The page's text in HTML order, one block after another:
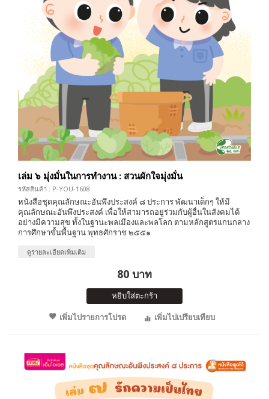
เล่ม ๖ มุ่งมั่นในการทำงาน : สวนผักใจมุ่งมั่น
รหัสสินค้า : P-YOU-1608
หนังสือชุดคุณลักษณะอันพึงประสงค์ ๘ ประการ พัฒนาเด็กๆ ให้มี
คุณลักษณะอันพึงประสงค์ เพื่อให้สามารถอยู่ร่วมกับผู้อื่นในสังคมได้
อย่างมีความสุข ทั้งในฐานะพลเมืองและพลโลก ตามหลักสูตรแกนกลาง
การศึกษาขั้นพื้นฐาน พุทธศักราช ๒๕๕๑
ดูรายละเอียดเพิ่มเติม
80 บาท
หยิบใส่ตะกร้า
เพิ่มไปรายการโปรด
เพิ่มไปเปรียบเทียบ